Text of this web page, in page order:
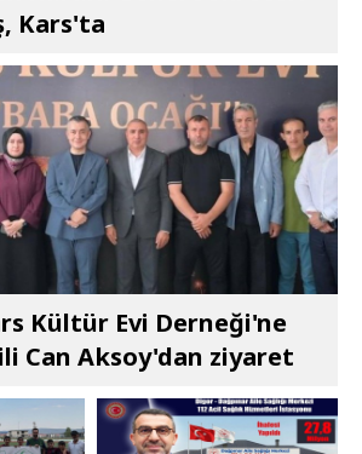
Kars'ta
Kültür Evi Derneği'ne
Can Aksoy'dan ziyaret